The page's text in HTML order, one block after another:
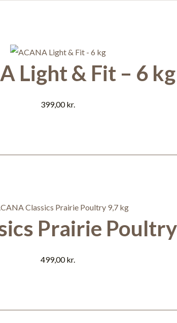
Light & Fit – 6 kg
399,00kr.
Prairie
499,00kr.